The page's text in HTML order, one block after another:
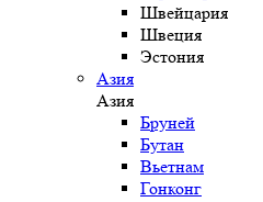
Швейцария
Швеция
Эстония
Азия
Азия
Бруней
Бутан
Вьетнам
Гонконг